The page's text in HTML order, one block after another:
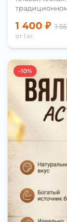
1 400 ₽ 1
от 1 кг.
-10%